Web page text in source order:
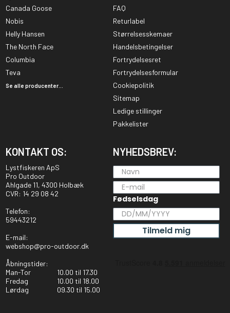
Canada Goose
Nobis
Helly Hansen
The North Face
Columbia
Teva
Se alle producenter...
FAQ
Returlabel
Størrelsesskemaer
Handelsbetingelser
Fortrydelsesret
Fortrydelsesformular
Cookiepolitik
Sitemap
Ledige stillinger
Pakkelister
KONTAKT OS:
Lystfiskeren ApS
Pro Outdoor
Ahlgade 11, 4300 Holbæk
CVR: 14 29 08 42
Telefon:
59443212
E-mail:
webshop@pro-outdoor.dk
Åbningstider:
Man-Tor
10.00 til 17.30
Fredag
10.00 til 18.00
Lørdag
09.30 til 15.00
NYHEDSBREV:
Fødselsdag
Tilmeld mig